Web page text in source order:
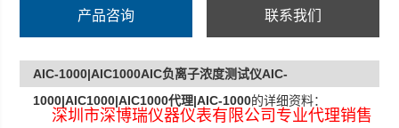
产品咨询 联系我们
AIC-1000|AIC1000AIC负离子浓度测试仪AIC-
1000|AIC1000|AIC1000代理|AIC-1000的详细资料：
深圳市深博瑞仪器仪表有限公司专业代理销售